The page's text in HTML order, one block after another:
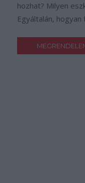
hozhat? Milyen
Egyáltalán, hogyan